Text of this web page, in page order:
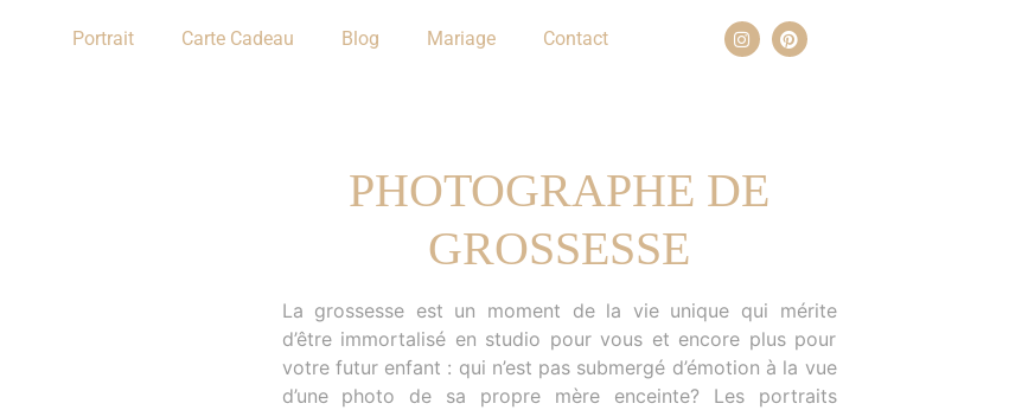
Portrait Carte Cadeau Blog Mariage Contact
PHOTOGRAPHE DE
GROSSESSE
La grossesse est un moment de la vie unique qui mérite
d’être immortalisé en studio pour vous et encore plus pour
votre futur enfant : qui n’est pas submergé d’émotion à la vue
d’une photo de sa propre mère enceinte? Les portraits